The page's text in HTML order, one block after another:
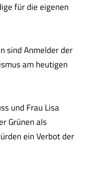
für die eigenen
sind Anmelder der
am heutigen
und Frau Lisa
Grünen als
ein Verbot der